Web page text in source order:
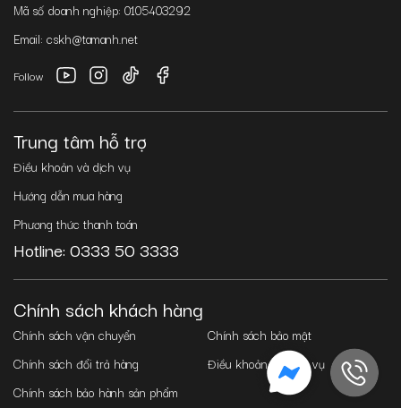
Mã số doanh nghiệp: 0105403292
Email: cskh@tamanh.net
Follow
Trung tâm hỗ trợ
Điều khoản và dịch vụ
Hướng dẫn mua hàng
Phương thức thanh toán
Hotline: 0333 50 3333
Chính sách khách hàng
Chính sách vận chuyển
Chính sách đổi trả hàng
Chính sách bảo hành sản phẩm
Chính sách bảo mật
Điều khoản và dịch vụ